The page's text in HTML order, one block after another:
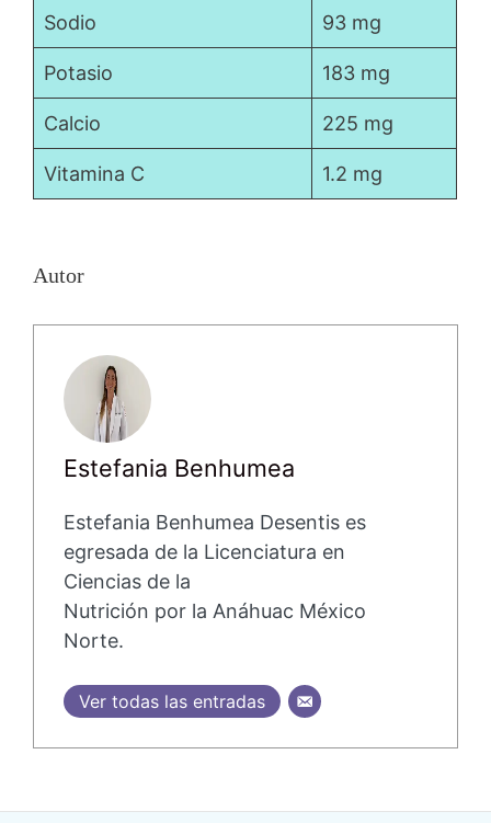
Sodio 93 mg
Potasio 183 mg
Calcio 225 mg
Vitamina C 1.2 mg
Autor
Estefania Benhumea
Estefania Benhumea Desentis es
egresada de la Licenciatura en
Ciencias de la
Nutrición por la Anáhuac México
Norte.
Ver todas las entradas